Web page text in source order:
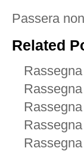
Passera
Related